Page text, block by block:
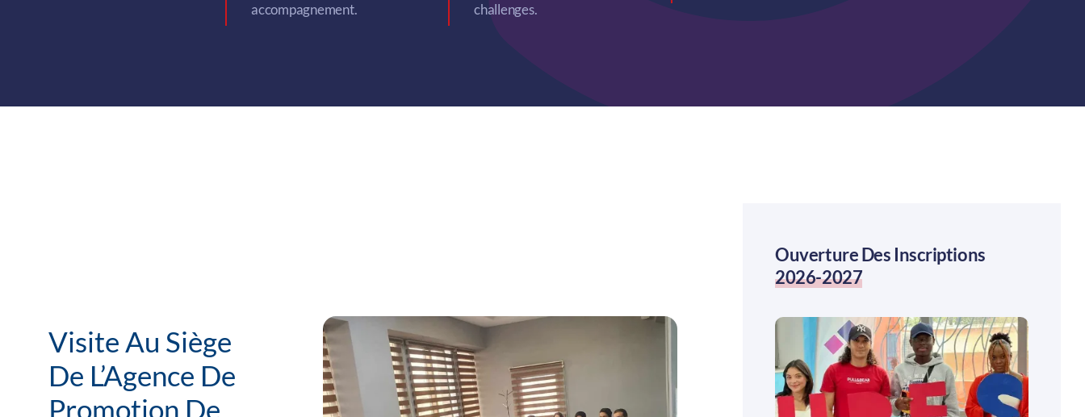
accompagnement.
challenges.
Visite Au Siège
De L’Agence De
Promotion De
Ouverture Des Inscriptions
2026-2027